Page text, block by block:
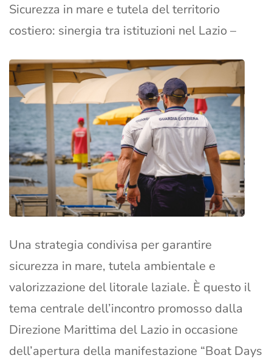
Sicurezza in mare e tutela del territorio
costiero: sinergia tra istituzioni nel Lazio –
Una strategia condivisa per garantire
sicurezza in mare, tutela ambientale e
valorizzazione del litorale laziale. È questo il
tema centrale dell’incontro promosso dalla
Direzione Marittima del Lazio in occasione
dell’apertura della manifestazione “Boat Days